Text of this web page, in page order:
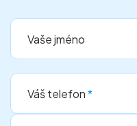
Vaše jméno
Váš telefon*